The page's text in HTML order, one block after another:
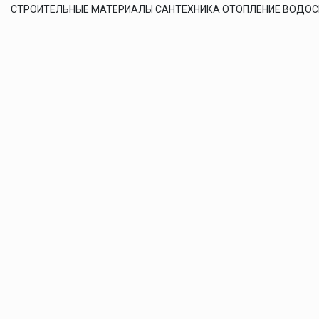
СТРОИТЕЛЬНЫЕ МАТЕРИАЛЫ САНТЕХНИКА ОТОПЛЕНИЕ